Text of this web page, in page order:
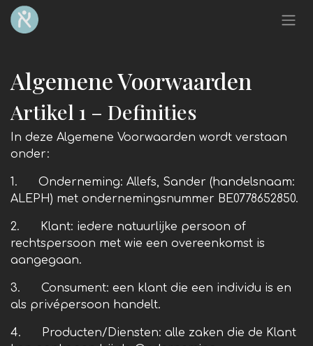
Overslaan naar inhoud
Algemene Voorwaarden
Artikel 1 – Definities
In deze Algemene Voorwaarden wordt verstaan
onder:
1. Onderneming: Allefs, Sander (handelsnaam:
ALEPH) met ondernemingsnummer BE0778652850.
2. Klant: iedere natuurlijke persoon of
rechtspersoon met wie een overeenkomst is
aangegaan.
3. Consument: een klant die een individu is en
als privépersoon handelt.
4. Producten/Diensten: alle zaken die de Klant